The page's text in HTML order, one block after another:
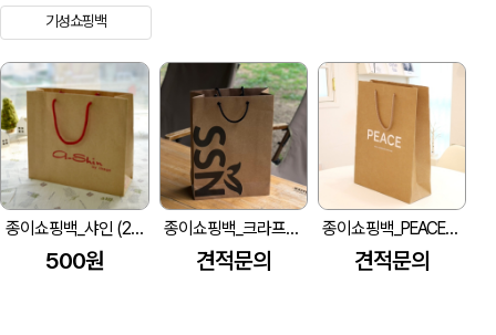
기성쇼핑백
종이쇼핑백_샤인 (250x110x240mm)
500원
종이쇼핑백_크라프트지 (250x100x330mm)
견적문의
종이쇼핑백_PEACE (250x100x330mm)
견적문의